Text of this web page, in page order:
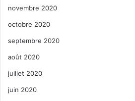
novembre 2020
octobre 2020
septembre 2020
août 2020
juillet 2020
juin 2020